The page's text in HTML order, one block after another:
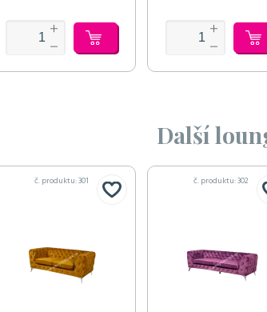
Další
č. produktu: 301 č. produktu: 302